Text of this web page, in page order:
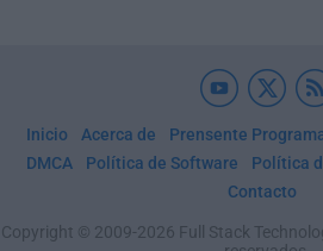
Inicio Acerca de Prensente
DMCA
Política de Software Política
Contacto
Copyright © 2009-2026 Full Stack